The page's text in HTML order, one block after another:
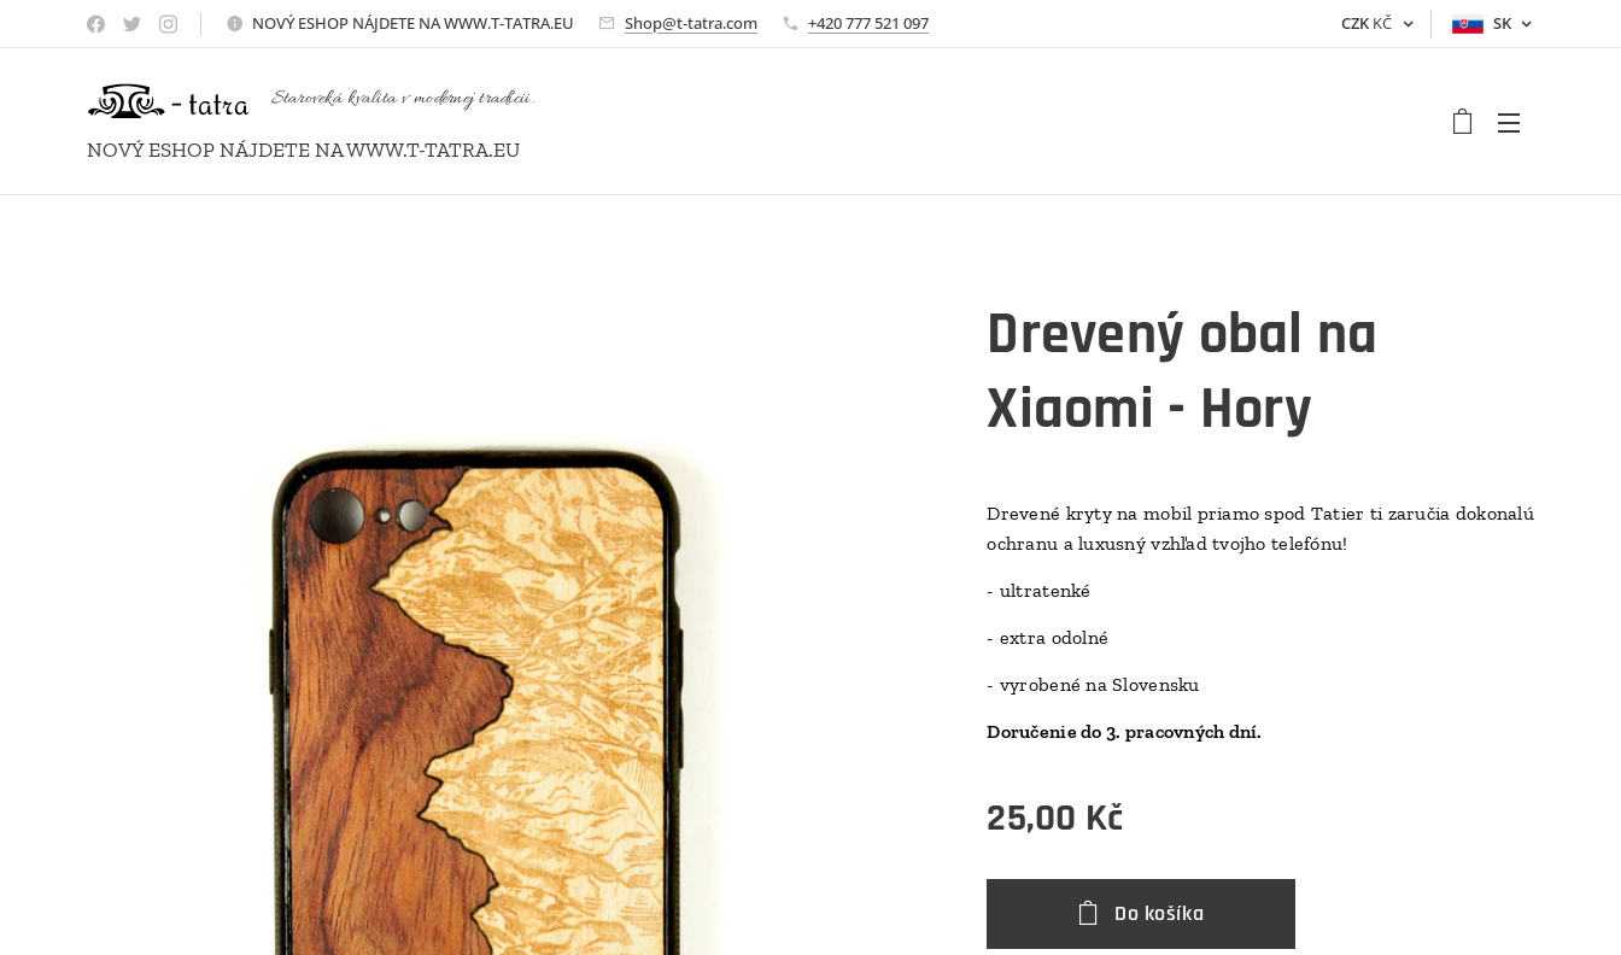
NOVÝESHOP NÁJDETE NA WWW.T-TATRA.EU Shop@t-tatra.com +420 777 521 097 CZK KČ SK
Staroveká kvalita v modernej tradícii.
NOVÝ ESHOP NÁJDETE NA WWW.T-TATRA.EU
Drevený obal na
Xiaomi - Hory
Drevené kryty na mobil priamo spod Tatier ti zaručia dokonalú
ochranu a luxusný vzhľad tvojho telefónu!
- ultratenké
- extra odolné
- vyrobené na Slovensku
Doručenie do 3. pracovných dní.
25,00 Kč
Do košíka